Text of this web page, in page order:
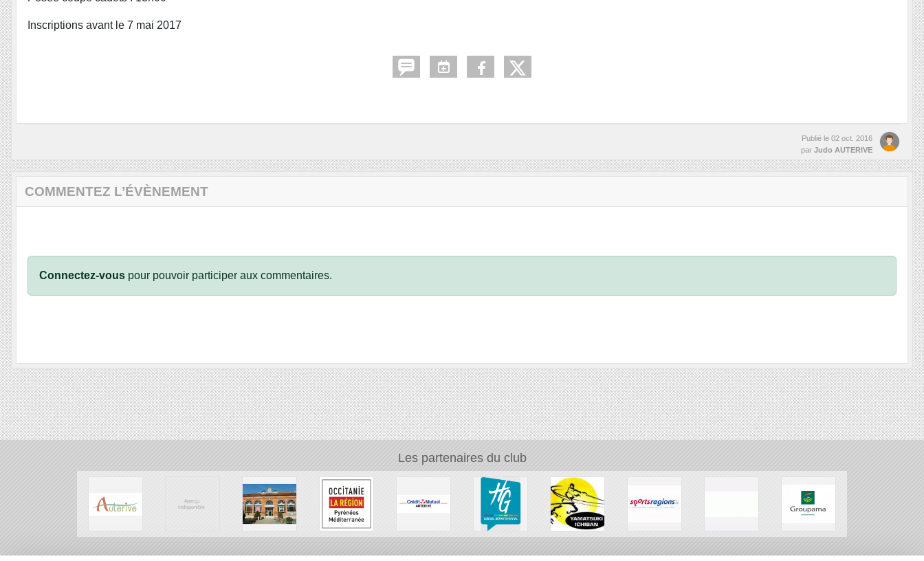
Inscriptions avant le 7 mai 2017
Publié le 02 oct. 2016
par Judo AUTERIVE
COMMENTEZ L’ÉVÈNEMENT
Connectez-vous pour pouvoir participer aux commentaires.
Les partenaires du club